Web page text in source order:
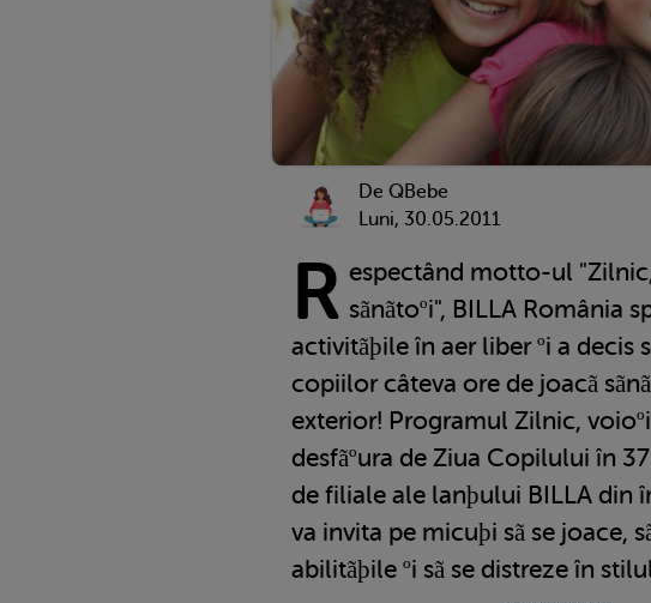
De QBebe
Luni, 30.05.2011
R espectând motto-ul
sãnãtoºi", BILLA România
activitãþile în aer liber ºi a decis
copiilor câteva ore de joacã
exterior! Programul Zilnic, voioºi
desfãºura de Ziua Copilului în
de filiale ale lanþului BILLA din
va invita pe micuþi sã se joace,
abilitãþile ºi sã se distreze în